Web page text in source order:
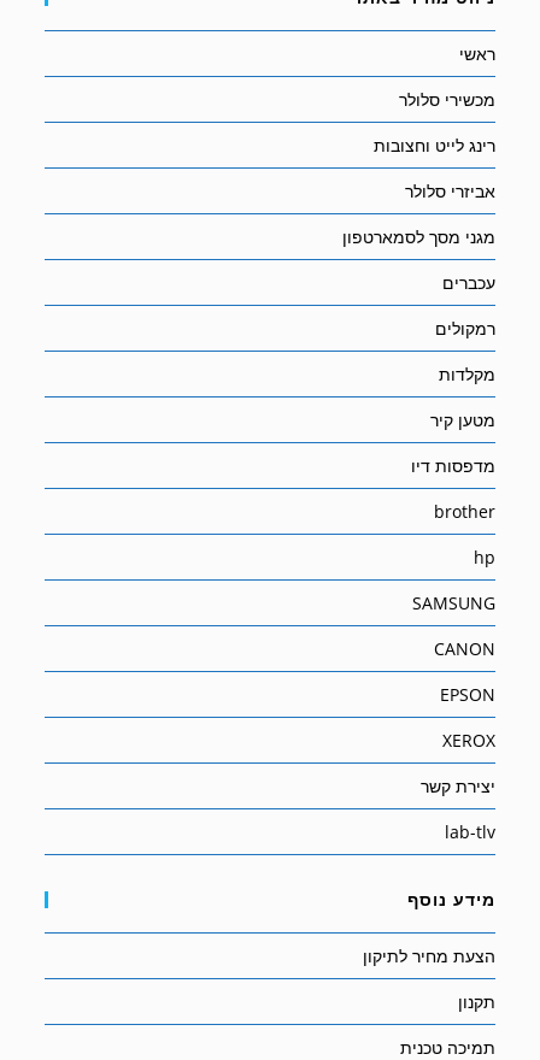
ראשי
מכשירי סלולר
רינג לייט וחצובות
אביזרי סלולר
מגני מסך לסמארטפון
עכברים
רמקולים
מקלדות
מטען קיר
מדפסות דיו
brother
hp
SAMSUNG
CANON
EPSON
XEROX
יצירת קשר
lab-tlv
מידע נוסף
הצעת מחיר לתיקון
תקנון
תמיכה טכנית